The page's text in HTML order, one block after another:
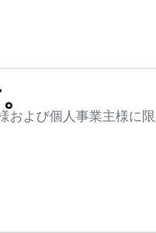
よび個人事業主様に限